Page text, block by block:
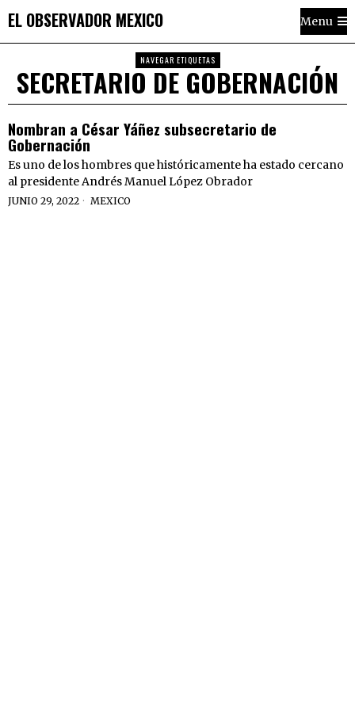
EL OBSERVADOR MEXICO Menu
NAVEGAR ETIQUETAS
SECRETARIO DE GOBERNACIÓN
Nombran a César Yáñez subsecretario de
Gobernación
Es uno de los hombres que históricamente ha estado cercano
al presidente Andrés Manuel López Obrador
JUNIO 29, 2022 MEXICO